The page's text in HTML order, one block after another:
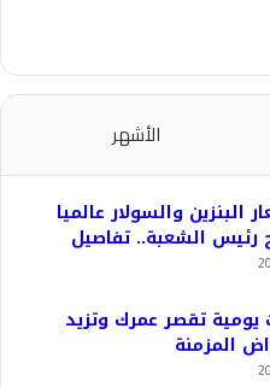
الأشهر
البنزين والسولار عالميا
الشعبة.. تفاصيل
يومية تقصر عمرك وتزيد
المزمنة